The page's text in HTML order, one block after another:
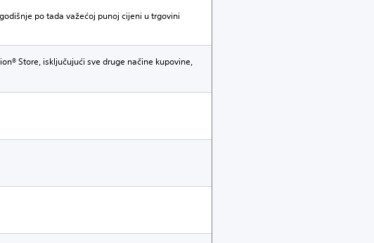
po tada važećoj punoj cijeni u trgovini
Store, isključujući sve druge načine kupovine,